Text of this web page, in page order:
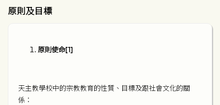
原則及目標
原則使命[1]
天主教學校中的宗教教育的性質、目標及跟社會文化的關
係：